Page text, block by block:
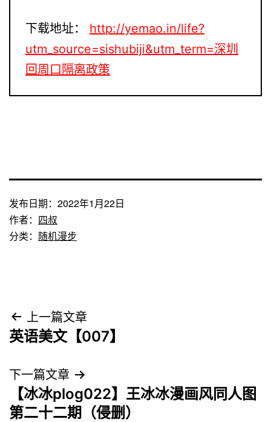
下载地址：
http://yemao.in/life?
utm_source=sishubiji&utm_term=深圳
回周口隔离政策
发布日期： 2022年1月22日
作者： 四叔
分类： 随机漫步
文
章
导
航
上一篇文章
英语美文【007】
下一篇文章
【冰冰plog022】王冰冰漫画风同人图
第二十二期（侵删）